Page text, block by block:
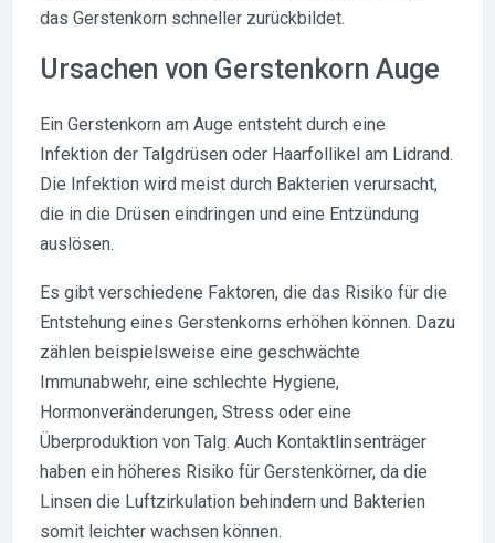
das Gerstenkorn schneller zurückbildet.
Ursachen von Gerstenkorn Auge
Ein Gerstenkorn am Auge entsteht durch eine
Infektion der Talgdrüsen oder Haarfollikel am Lidrand.
Die Infektion wird meist durch Bakterien verursacht,
die in die Drüsen eindringen und eine Entzündung
auslösen.
Es gibt verschiedene Faktoren, die das Risiko für die
Entstehung eines Gerstenkorns erhöhen können. Dazu
zählen beispielsweise eine geschwächte
Immunabwehr, eine schlechte Hygiene,
Hormonveränderungen, Stress oder eine
Überproduktion von Talg. Auch Kontaktlinsenträger
haben ein höheres Risiko für Gerstenkörner, da die
Linsen die Luftzirkulation behindern und Bakterien
somit leichter wachsen können.